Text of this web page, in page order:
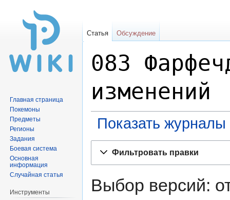
083
изменений
Показать
Фильтровать правки
Выбор версий:
Статья Обсуждение
Главная страница
Покемоны
Предметы
Регионы
Задания
Боевая система
Основная
информация
Случайная статья
Инструменты